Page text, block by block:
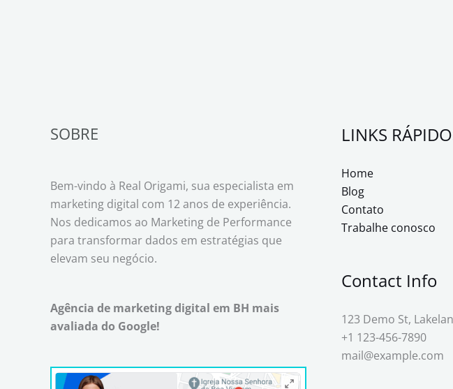
SOBRE
Bem-vindo à Real Origami, sua especialista em
marketing digital com 12 anos de experiência.
Nos dedicamos ao Marketing de Performance
para transformar dados em estratégias que
elevam seu negócio.
Agência de marketing digital em BH mais
avaliada do Google!
LINKS
Home
Blog
Contato
Trabalhe conosco
Contact Info
123 Demo St,
+1 123-456-7890
mail@example.com